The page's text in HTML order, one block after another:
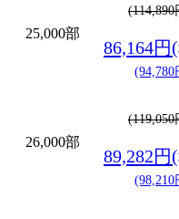
25,000部
86,164円
(94,780
26,000部
89,282円
(98,210